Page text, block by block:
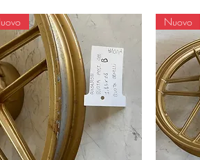
Nuovo